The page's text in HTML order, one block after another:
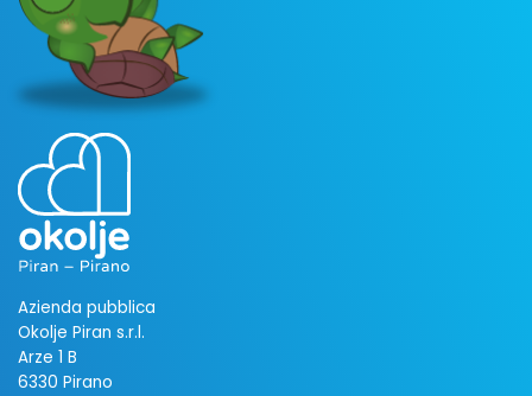
Azienda pubblica
Okolje Piran s.r.l.
Arze 1 B
6330 Pirano